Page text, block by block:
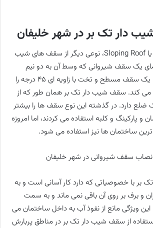
دار تک بر در شهر خلیفان
سقف شیب دار تک بر یا Sloping Roof، نوعی دیگر از سقف های شیب
یک سقف شیروانی که وسط آن به دو نیم
تقسیم شده است و یا یک سقف مسطح و تخت با زاویه ای ٤٥ درجه را
کند. سقف شیب دار تک بر همان طور که از
دارد. در گذشته این نوع سقف ها را بیشتر
پارکینگ و کلبه استفاده می کردند، اما امروزه
ساختمان ها نیز استفاده می شود.
با خصوصیاتی که دارد کار آسانی است و به
و برف بر روی آن باقی نمی ماند و به سمت
ویژگی مانع از نفوذ آب به داخل ساختمان می
از سقف شیب دار تک بر در مناطق پربارش